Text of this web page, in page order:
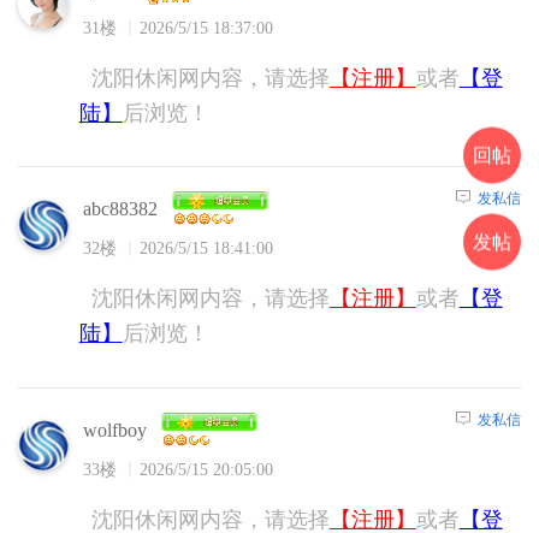
31楼 2026/5/15 18:37:00
沈阳休闲网内容，请选择 【注册】 或者 【登
陆】
后浏览！
abc88382
32楼 2026/5/15 18:41:00
发私信
沈阳休闲网内容，请选择 【注册】 或者 【登
陆】
后浏览！
wolfboy
33楼 2026/5/15 20:05:00
发私信
沈阳休闲网内容，请选择 【注册】 或者 【登
回帖
发帖